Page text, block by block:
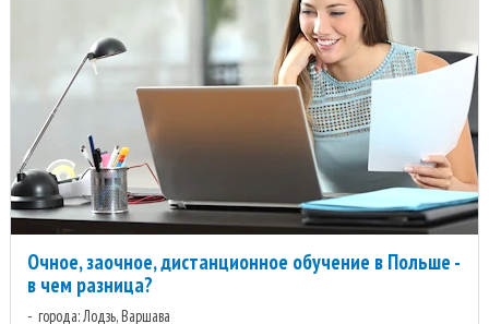
Очное, заочное, дистанционное обучение в Польше -
в чем разница?
города: Лодзь, Варшава